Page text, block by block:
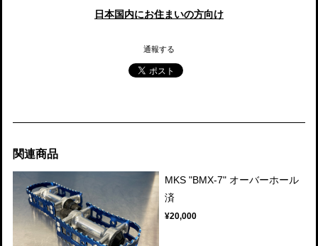
日本国内にお住まいの方向け
通報する
関連商品
MKS "BMX-7" オーバーホール
済
¥20,000